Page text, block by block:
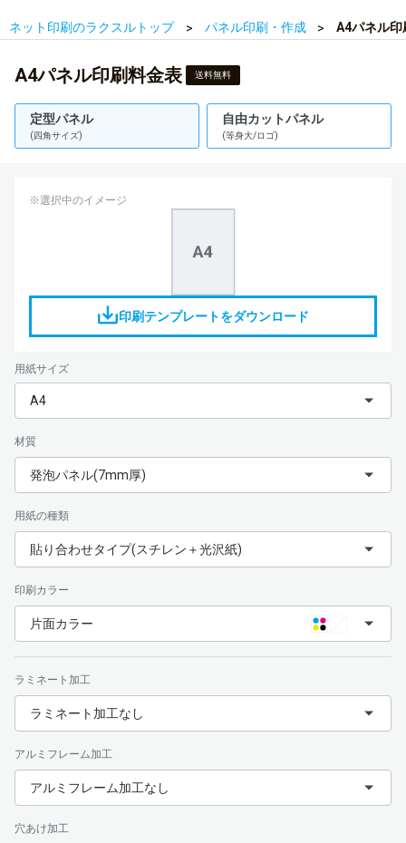
ネット印刷のラクスルトップ パネル印刷・作成 A4パネル印
A4パネル印刷料金表 送料無料
定型パネル
(四角サイズ)
自由カットパネル
(等身大/ロゴ)
※選択中のイメージ
印刷テンプレートをダウンロード
用紙サイズ
A4
材質
発泡パネル(7mm厚)
用紙の種類
貼り合わせタイプ(スチレン＋光沢紙)
印刷カラー
片面カラー
ラミネート加工
ラミネート加工なし
アルミフレーム加工
アルミフレーム加工なし
穴あけ加工